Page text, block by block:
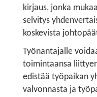
kirjaus, jonka
selvitys
koskevista
Työnantajalle
toimintaansa
edistää työpaikan
valvonnasta ja